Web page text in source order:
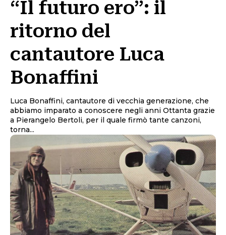
“Il futuro ero”: il
ritorno del
cantautore Luca
Bonaffini
Luca Bonaffini, cantautore di vecchia generazione, che
abbiamo imparato a conoscere negli anni Ottanta grazie
a Pierangelo Bertoli, per il quale firmò tante canzoni,
torna...